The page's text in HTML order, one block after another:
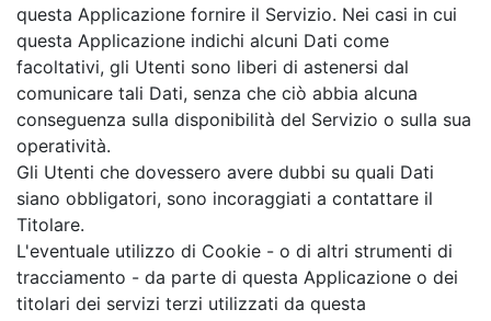
questa Applicazione fornire il Servizio. Nei casi in cui
questa Applicazione indichi alcuni Dati come
facoltativi, gli Utenti sono liberi di astenersi dal
comunicare tali Dati, senza che ciò abbia alcuna
conseguenza sulla disponibilità del Servizio o sulla sua
operatività.
Gli Utenti che dovessero avere dubbi su quali Dati
siano obbligatori, sono incoraggiati a contattare il
Titolare.
L'eventuale utilizzo di Cookie - o di altri strumenti di
tracciamento - da parte di questa Applicazione o dei
titolari dei servizi terzi utilizzati da questa